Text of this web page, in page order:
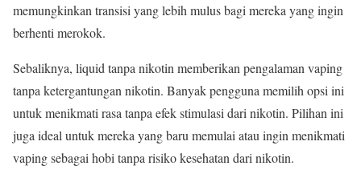
memungkinkan transisi yang lebih mulus bagi mereka yang ingin
berhenti merokok.
Sebaliknya, liquid tanpa nikotin memberikan pengalaman vaping
tanpa ketergantungan nikotin. Banyak pengguna memilih opsi ini
untuk menikmati rasa tanpa efek stimulasi dari nikotin. Pilihan ini
juga ideal untuk mereka yang baru memulai atau ingin menikmati
vaping sebagai hobi tanpa risiko kesehatan dari nikotin.